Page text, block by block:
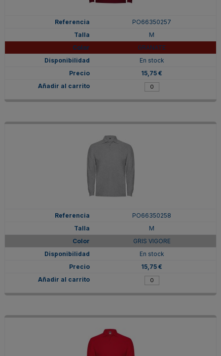
PO66350257
M
GRANATE
En stock
15,75 €
PO66350258
M
GRIS VIGORE
En stock
15,75 €